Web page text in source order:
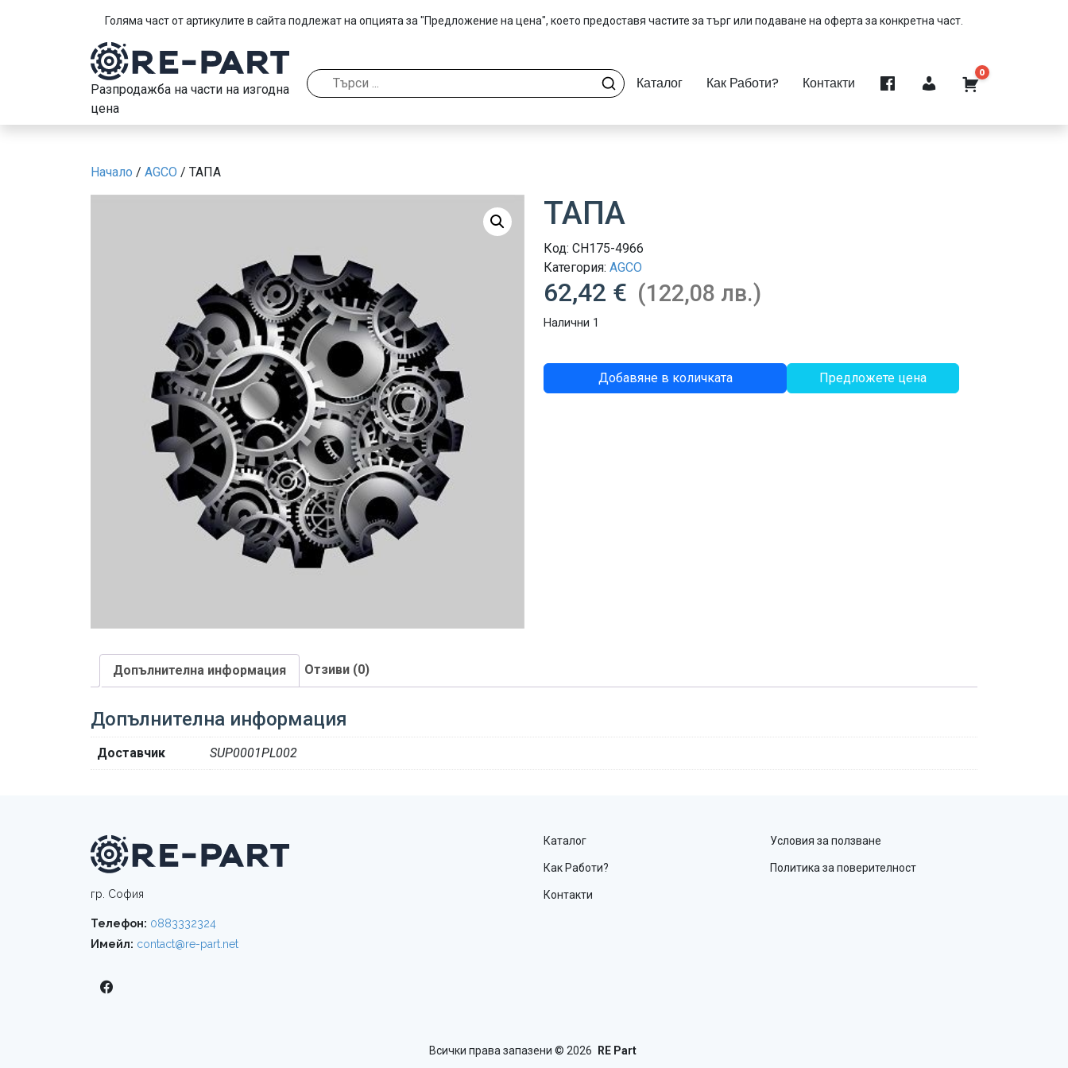
Голяма част от артикулите в сайта подлежат на опцията за "Предложение на цена", което предоставя частите за търг или подаване на оферта за конкретна част.
Разпродажба на части на изгодна
цена
Каталог Как Работи? Контакти
0
Начало / AGCO / ТАПА
ТАПА
Код: CH175-4966
Категория: AGCO
62,42 € (122,08 лв.)
Налични 1
количество
за
Добавяне в количката Предложете цена
Допълнителна информация Отзиви (0)
Допълнителна информация
Доставчик SUP0001PL002
гр. София
Телефон: 0883332324
Имейл: contact@re-part.net
Каталог
Как Работи?
Контакти
Условия за ползване
Политика за поверителност
Всички права запазени © 2026 RE Part